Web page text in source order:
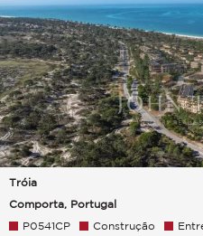
Tróia
Comporta, Portugal
P0541CP
Construção